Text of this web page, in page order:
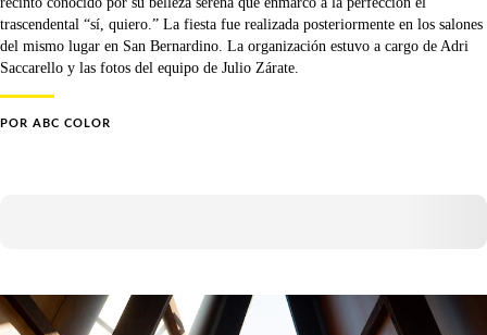
trascendental “sí, quiero.” La fiesta fue realizada posteriormente en los salones
del mismo lugar en San Bernardino. La organización estuvo a cargo de Adri
Saccarello y las fotos del equipo de Julio Zárate.
POR ABC COLOR